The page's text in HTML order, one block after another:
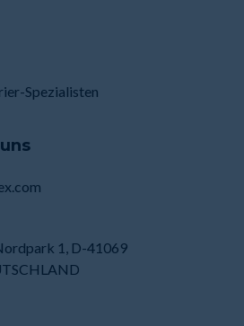
Spezialisten
1, D-41069